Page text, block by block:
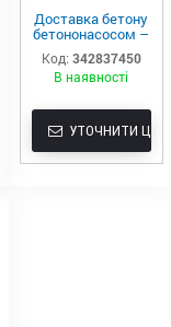
Доставка бетону
бетононасосом –
Київ
Код: 342837450
В наявності
УТОЧНИТИ ЦІНУ